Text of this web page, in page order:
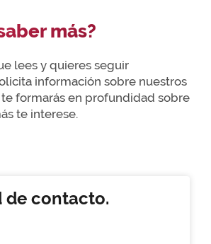
más?
lees y quieres seguir
información sobre nuestros
formarás en profundidad sobre
te interese.
de contacto.